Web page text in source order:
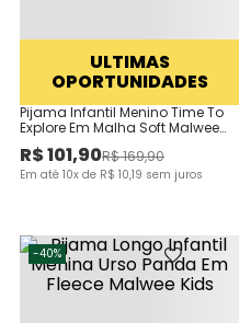
ULTIMAS
OPORTUNIDADES
Pijama Infantil Menino Time To
Explore Em Malha Soft Malwee
Kids
R$101,90R$169,90
Em até 10x de R$ 10,19 sem juros
-40%